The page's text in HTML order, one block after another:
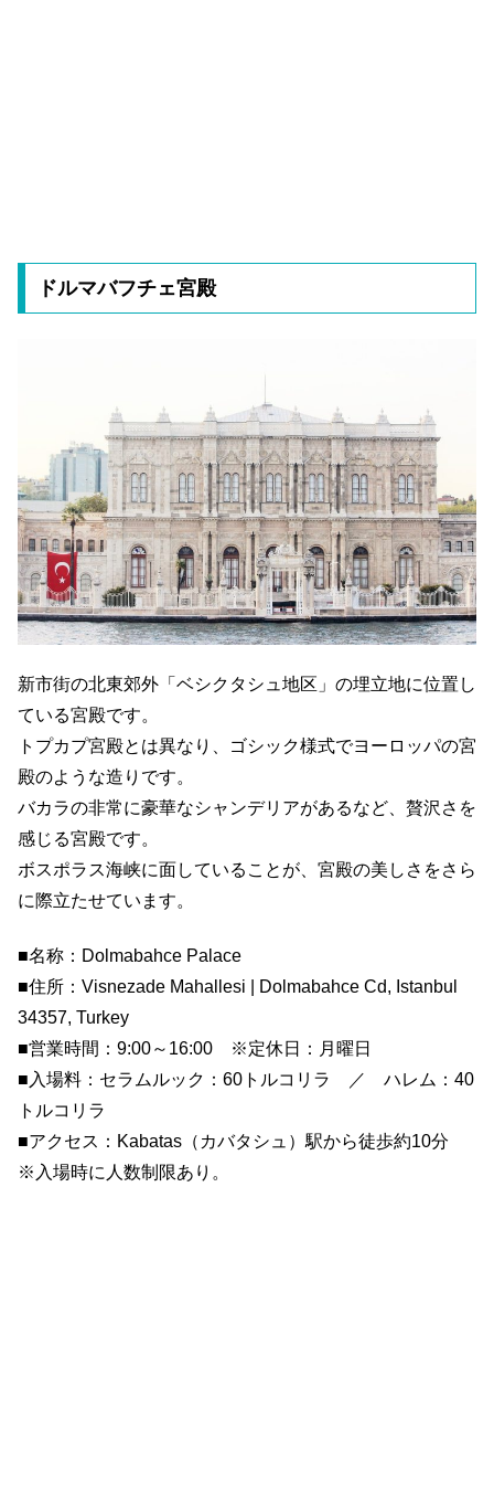
ドルマバフチェ宮殿
新市街の北東郊外「ベシクタシュ地区」の埋立地に位置し
ている宮殿です。
トプカプ宮殿とは異なり、ゴシック様式でヨーロッパの宮
殿のような造りです。
バカラの非常に豪華なシャンデリアがあるなど、贅沢さを
感じる宮殿です。
ボスポラス海峡に面していることが、宮殿の美しさをさら
に際立たせています。
■名称：Dolmabahce Palace
■住所：Visnezade Mahallesi | Dolmabahce Cd, Istanbul
34357, Turkey
■営業時間：9:00～16:00 ※定休日：月曜日
■入場料：セラムルック：60トルコリラ ／ ハレム：40
トルコリラ
■アクセス：Kabatas（カバタシュ）駅から徒歩約10分
※入場時に人数制限あり。